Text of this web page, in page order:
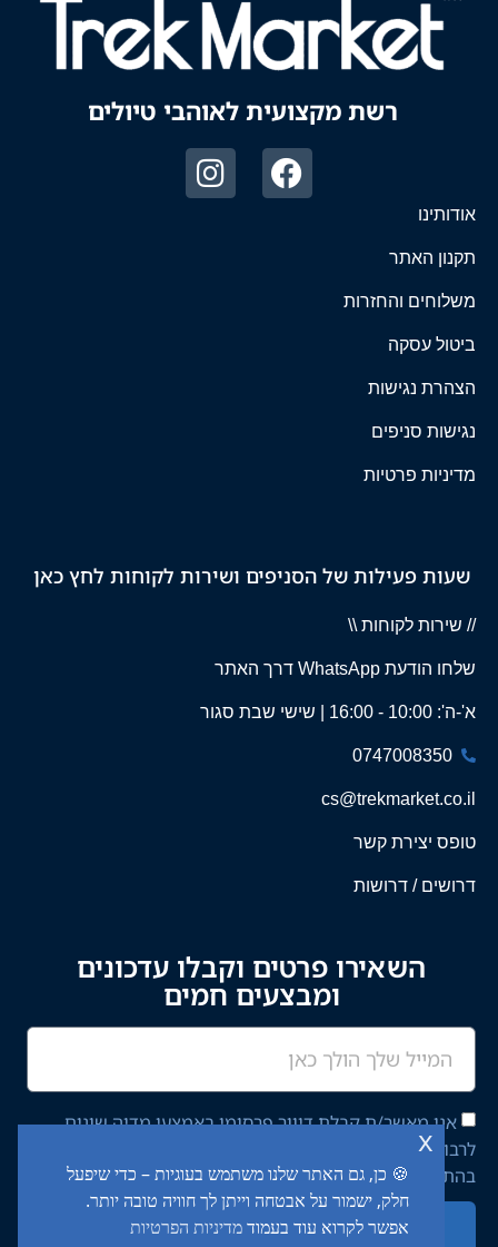
🍪 כן, גם האתר שלנו משתמש בעוגיות – כדי שיפעל
חלק, ישמור על אבטחה וייתן לך חוויה טובה יותר.
אפשר לקרוא עוד בעמודמדיניות הפרטיות
x
רשת מקצועית לאוהבי טיולים
אודותינו
תקנון האתר
משלוחים והחזרות
ביטול עסקה
הצהרת נגישות
נגישות סניפים
מדיניות פרטיות
שעות פעילות של הסניפים ושירות לקוחות לחץ כאן
// שירות לקוחות \\
שלחו הודעת WhatsApp דרך האתר
א'-ה': 10:00 - 16:00 | שישי שבת סגור
0747008350
cs@trekmarket.co.il
טופס יצירת קשר
דרושים / דרושות
השאירו פרטים וקבלו עדכונים
ומבצעים חמים
אני מאשר/ת קבלת דיוור פרסומי באמצעי מדיה שונים
לרבות מסרון ודוא"ל מחברת יציב איתן השקעות בע"מ,
בהתאם ל־מדיניות הפרטיותבאתר.
שליחה